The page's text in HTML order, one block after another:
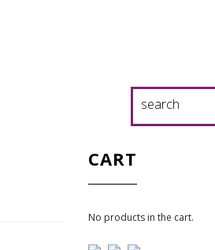
CART
No products in the cart.